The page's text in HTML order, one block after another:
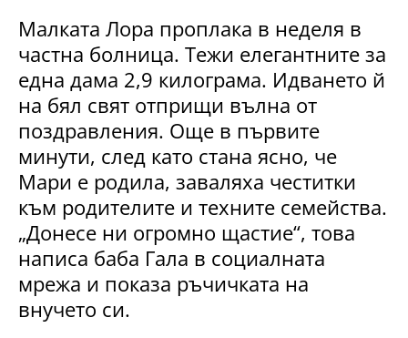
Малката Лора проплака в неделя в
частна болница. Тежи елегантните за
една дама 2,9 килограма. Идването й
на бял свят отприщи вълна от
поздравления. Още в първите
минути, след като стана ясно, че
Мари е родила, заваляха честитки
към родителите и техните семейства.
„Донесе ни огромно щастие“, това
написа баба Гала в социалната
мрежа и показа ръчичката на
внучето си.